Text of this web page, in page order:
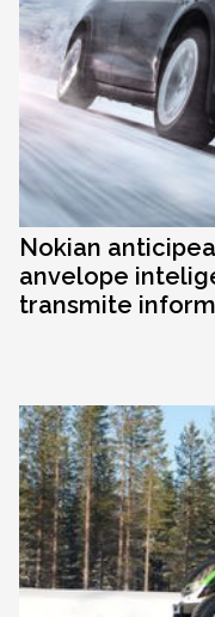
Nokian
anvelope
transmite